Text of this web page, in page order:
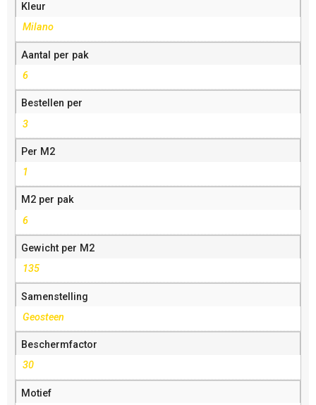
Kleur
Milano
Aantal per pak
6
Bestellen per
3
Per M2
1
M2 per pak
6
Gewicht per M2
135
Samenstelling
Geosteen
Beschermfactor
30
Motief